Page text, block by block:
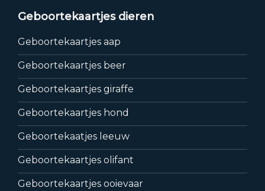
Geboortekaartjes dieren
Geboortekaartjes aap
Geboortekaartjes beer
Geboortekaartjes giraffe
Geboortekaartjes hond
Geboortekaatjes leeuw
Geboortekaartjes olifant
Geboortekaartjes ooievaar